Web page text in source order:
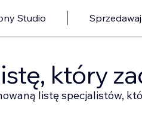
Studio
który
listę specjalistów,